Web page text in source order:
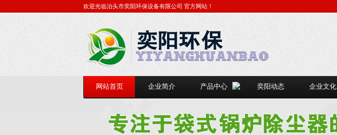
欢迎光临泊头市奕阳环保设备有限公司 官方网站！
网站首页 企业简介 产品中心 奕阳动态 企业文化